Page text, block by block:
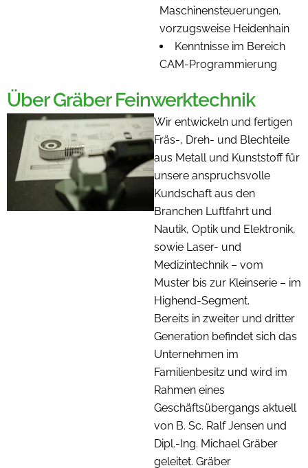
Maschinensteuerungen,
vorzugsweise Heidenhain
Kenntnisse im Bereich
CAM-Programmierung
Über Gräber Feinwerktechnik
Wir entwickeln und fertigen
Fräs-, Dreh- und Blechteile
aus Metall und Kunststoff für
unsere anspruchsvolle
Kundschaft aus den
Branchen Luftfahrt und
Nautik, Optik und Elektronik,
sowie Laser- und
Medizintechnik – vom
Muster bis zur Kleinserie – im
Highend-Segment.
Bereits in zweiter und dritter
Generation befindet sich das
Unternehmen im
Familienbesitz und wird im
Rahmen eines
Geschäftsübergangs aktuell
von B. Sc. Ralf Jensen und
Dipl.-Ing. Michael Gräber
geleitet. Gräber